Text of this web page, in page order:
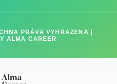
PRÁVA VYHRAZENA |
ALMA CAREER